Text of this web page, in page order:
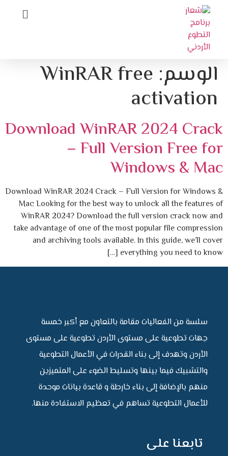
الوسم: WinRAR free
activation
Download WinRAR 2024 Crack
– Full Version Free for
Windows & Mac
Download WinRAR 2024 Crack – Full Version for Windows &
Mac Looking for the best way to unlock all the features of
WinRAR 2024? Download the full version crack now and
take advantage of one of the most popular file compression
and archiving tools available. In this guide, we’ll cover
everything you need to know […]
تابعنا على
سلسة من الفعاليات مقامة بالتعاون مع أكبر خمسة
جهات تطوعية على مستوى الأردن تطوعية على مستوى
الأردن وتهدف إلى بناء القدرات في الأعمال التطوعية
والتشبيك فيما بينها وتسليط الضوء على المتميزين
منهم بالإضافة إلى بناء خارطة و قاعدة بيانات موحدة
للأعمال التطوعية تساهم في تعظيم الاستفادة منها.